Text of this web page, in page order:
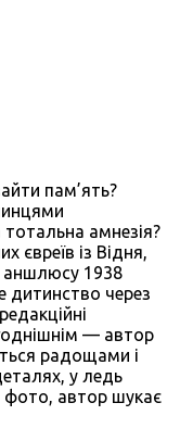
пам’ять?
амнезія?
євреїв із Відня,
аншлюсу 1938
дитинство через
— автор
радощами і
у ледь
фото, автор шукає